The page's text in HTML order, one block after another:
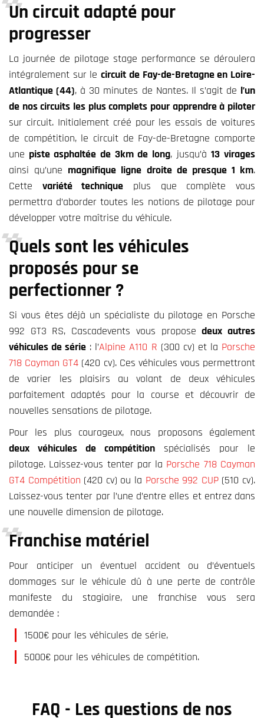
Un circuit adapté pour
progresser
La journée de pilotage stage performance se déroulera
intégralement sur lecircuit de Fay-de-Bretagne en Loire-
Atlantique (44), à 30 minutes de Nantes. Il s’agit de l’un
de nos circuits les plus complets pour apprendre à piloter
sur circuit. Initialement créé pour les essais de voitures
de compétition, le circuit de Fay-de-Bretagne comporte
une piste asphaltée de 3km de long, jusqu’à13 virages
ainsi qu’une magnifique ligne droite de presque 1 km.
Cette variété technique plus que complète vous
permettra d’aborder toutes les notions de pilotage pour
développer votre maîtrise du véhicule.
Quels sont les véhicules
proposés pour se
perfectionner ?
Si vous êtes déjà un spécialiste du pilotage en Porsche
992 GT3 RS, Cascadevents vous proposedeux autres
véhicules de série : l’Alpine A110 R (300 cv) et la Porsche
718 Cayman GT4 (420 cv). Ces véhicules vous permettront
de varier les plaisirs au volant de deux véhicules
parfaitement adaptés pour la course et découvrir de
nouvelles sensations de pilotage.
Pour les plus courageux, nous proposons également
deux véhicules de compétition spécialisés pour le
pilotage. Laissez-vous tenter par la Porsche 718 Cayman
GT4 Compétition (420 cv) ou la Porsche 992 CUP(510 cv).
Laissez-vous tenter par l’une d’entre elles et entrez dans
une nouvelle dimension de pilotage.
Franchise matériel
Pour anticiper un éventuel accident ou d’éventuels
dommages sur le véhicule dû à une perte de contrôle
manifeste du stagiaire, une franchise vous sera
demandée :
1500€ pour les véhicules de série,
5000€ pour les véhicules de compétition.
FAQ - Les questions de nos